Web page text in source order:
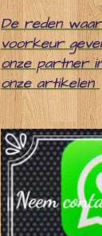
De reden
voorkeur
onze partner
onze artikelen